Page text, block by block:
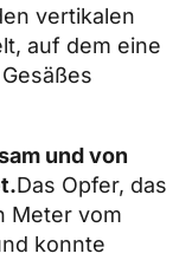
vertikalen
auf dem eine
und von
Das Opfer, das
Meter vom
konnte